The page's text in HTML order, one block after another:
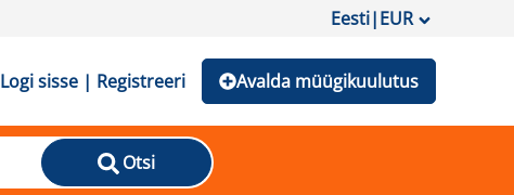
Eesti|EUR
Logi sisse | Registreeri Avalda müügikuulutus
Otsi